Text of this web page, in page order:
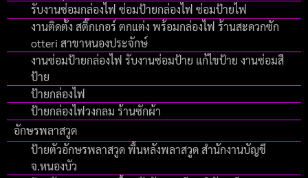
รับงานซ่อมกล่องไฟ ซ่อมป้ายกล่องไฟ ซ่อมป้ายไฟ
งานติดตั้ง สติ๊กเกอร์ ตกแต่ง พร้อมกล่องไฟ ร้านสะดวกซัก
otteri สาขาหนองประจักษ์
งานซ่อมป้ายกล่องไฟ รับงานซ่อมป้าย แก้ไขป้าย งานซ่อมสี
ป้าย
ป้ายกล่องไฟ
ป้ายกล่องไฟวงกลม ร้านซักผ้า
อักษรพลาสวูด
ป้ายตัวอักษรพลาสวูด พื้นหลังพลาสวูด สำนักงานบัญชี
จ.หนองบัว